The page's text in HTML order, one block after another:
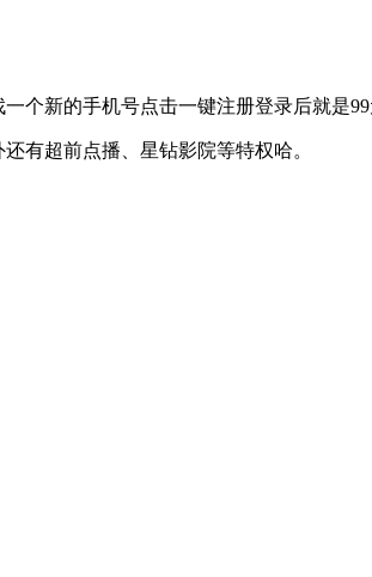
个新的手机号点击一键注册登录后就是
有超前点播、星钻影院等特权哈。